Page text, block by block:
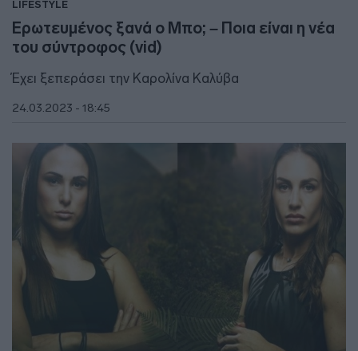
LIFESTYLE
Ερωτευμένος ξανά ο Μπο; – Ποια είναι η νέα
του σύντροφος (vid)
Έχει ξεπεράσει την Καρολίνα Καλύβα
24.03.2023 - 18:45